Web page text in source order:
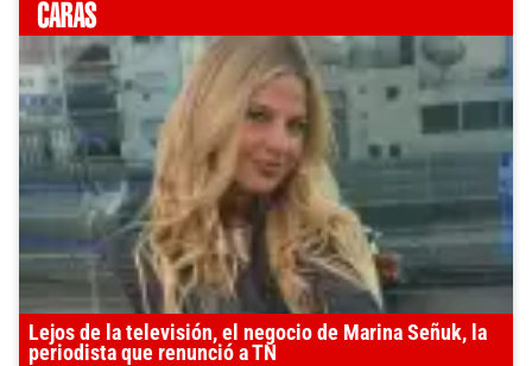
Lejos de la televisión, el negocio de Marina Señuk, la
periodista que renunció a TN